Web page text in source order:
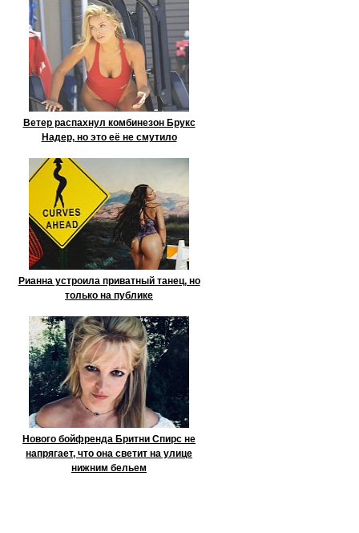
Ветер распахнул комбинезон Брукс
Надер, но это её не смутило
Рианна устроила приватный танец, но
только на публике
Нового бойфренда Бритни Спирс не
напрягает, что она светит на улице
нижним бельем